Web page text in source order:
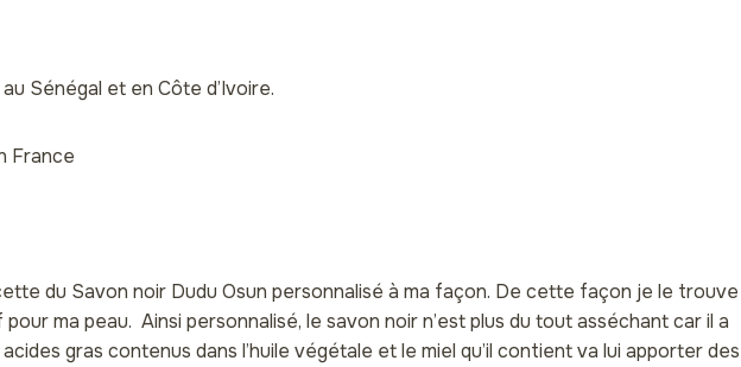
Sénégal et en Côte d’Ivoire.
France
du Savon noir Dudu Osun personnalisé à ma façon. De cette façon je le trouve
ma peau. Ainsi personnalisé, le savon noir n’est plus du tout asséchant car il a
gras contenus dans l’huile végétale et le miel qu’il contient va lui apporter des